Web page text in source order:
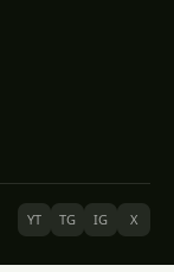
YT TG IG X